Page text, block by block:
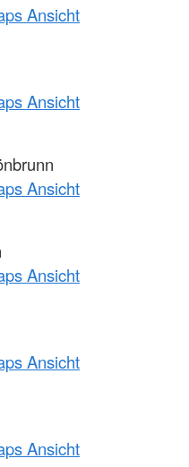
Ansicht
Ansicht
Ansicht
Ansicht
Ansicht
Ansicht